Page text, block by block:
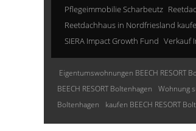
Pflegeimmobilie Scharbeutz
Reetdachhaus in Nordfriesland
SIERA Impact Growth Fund Verkauf
Eigentumswohnungen BEECH RESORT
BEECH RESORT Boltenhagen
Wohnung
Boltenhagen
kaufen BEECH RESORT